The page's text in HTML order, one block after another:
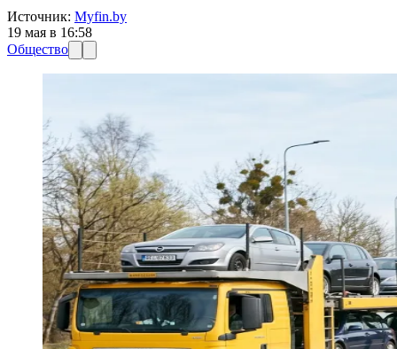
Источник: Myfin.by
19 мая в 16:58
Общество